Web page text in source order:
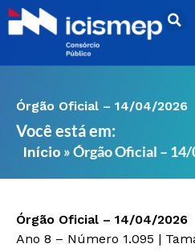
Ir
para
Órgão Oficial – 14/04/2026
Você está em:
Início »Órgão Oficial –
Órgão Oficial – 14/04/2026
Ano 8 – Número 1.095 |